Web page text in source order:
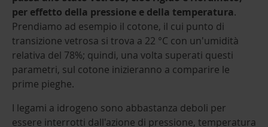
per effetto della pressione e della temperatura.
Prendiamo ad esempio il cotone, il cui punto di
transizione vetrosa si trova a 22 °C con un'umidità
relativa del 78%; quindi, una volta superati questi
parametri, sul cotone inizieranno a comparire le
prime pieghe.
I legami a idrogeno sono abbastanza deboli per
essere interrotti dall'azione di pressione, temperatura